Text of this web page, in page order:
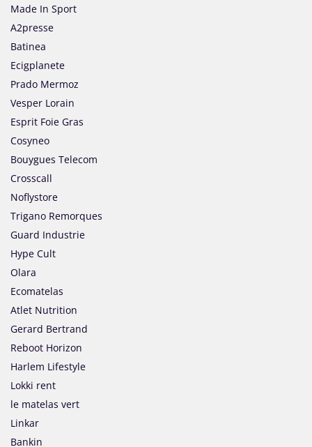
Made In Sport
A2presse
Batinea
Ecigplanete
Prado Mermoz
Vesper Lorain
Esprit Foie Gras
Cosyneo
Bouygues Telecom
Crosscall
Noflystore
Trigano Remorques
Guard Industrie
Hype Cult
Olara
Ecomatelas
Atlet Nutrition
Gerard Bertrand
Reboot Horizon
Harlem Lifestyle
Lokki rent
le matelas vert
Linkar
Bankin